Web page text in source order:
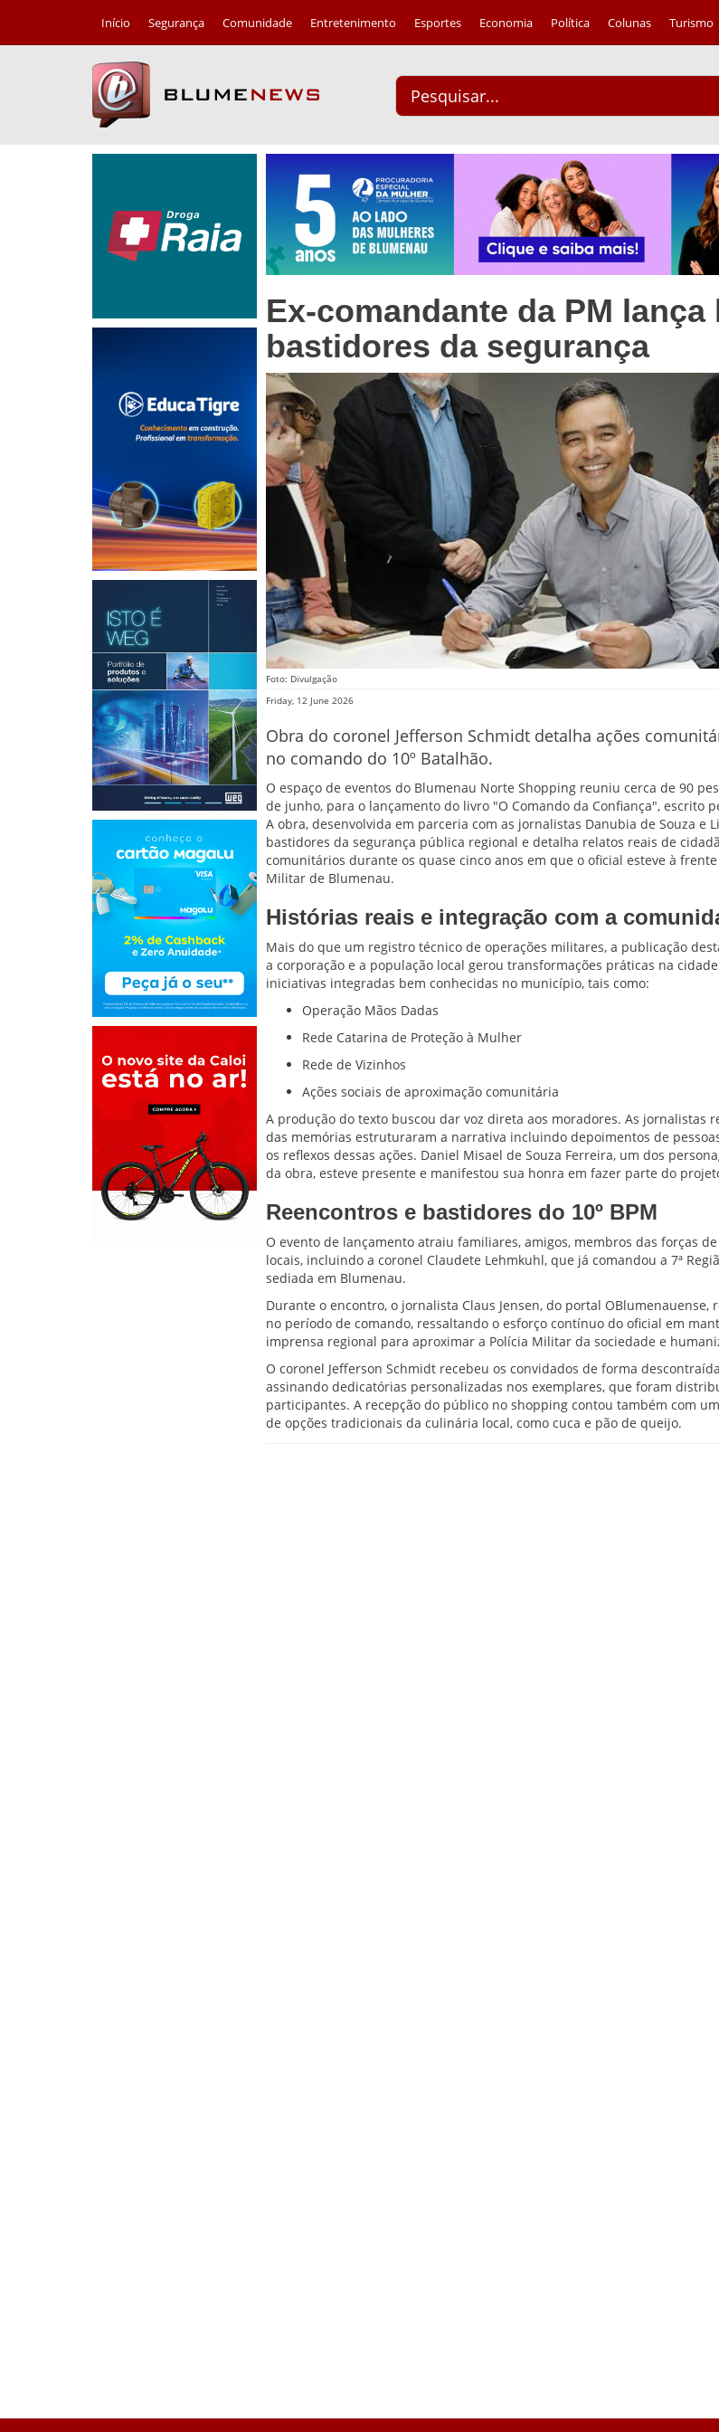
Início Segurança Comunidade Entretenimento Esportes Economia Política Colunas Turismo
Ex-comandante da PM
bastidores da segurança
Foto: Divulgação
Friday, 12 June 2026
Obra do coronel Jefferson Schmidt detalha ações
no comando do 10º Batalhão.
O espaço de eventos do Blumenau Norte Shopping reuniu cerca de 90
de junho, para o lançamento do livro "O Comando da Confiança", escrito
A obra, desenvolvida em parceria com as jornalistas Danubia de Souza e
bastidores da segurança pública regional e detalha relatos reais de
comunitários durante os quase cinco anos em que o oficial esteve à frente
Militar de Blumenau.
Histórias reais e integração com a
Mais do que um registro técnico de operações militares, a publicação
a corporação e a população local gerou transformações práticas na
iniciativas integradas bem conhecidas no município, tais como:
Operação Mãos Dadas
Rede Catarina de Proteção à Mulher
Rede de Vizinhos
Ações sociais de aproximação comunitária
A produção do texto buscou dar voz direta aos moradores. As jornalistas
das memórias estruturaram a narrativa incluindo depoimentos de
os reflexos dessas ações. Daniel Misael de Souza Ferreira, um dos
da obra, esteve presente e manifestou sua honra em fazer parte do
Reencontros e bastidores do 10º BPM
O evento de lançamento atraiu familiares, amigos, membros das forças
locais, incluindo a coronel Claudete Lehmkuhl, que já comandou a 7ª
sediada em Blumenau.
Durante o encontro, o jornalista Claus Jensen, do portal
no período de comando, ressaltando o esforço contínuo do oficial em
imprensa regional para aproximar a Polícia Militar da sociedade e
O coronel Jefferson Schmidt recebeu os convidados de forma
assinando dedicatórias personalizadas nos exemplares, que foram
participantes. A recepção do público no shopping contou também com
de opções tradicionais da culinária local, como cuca e pão de queijo.